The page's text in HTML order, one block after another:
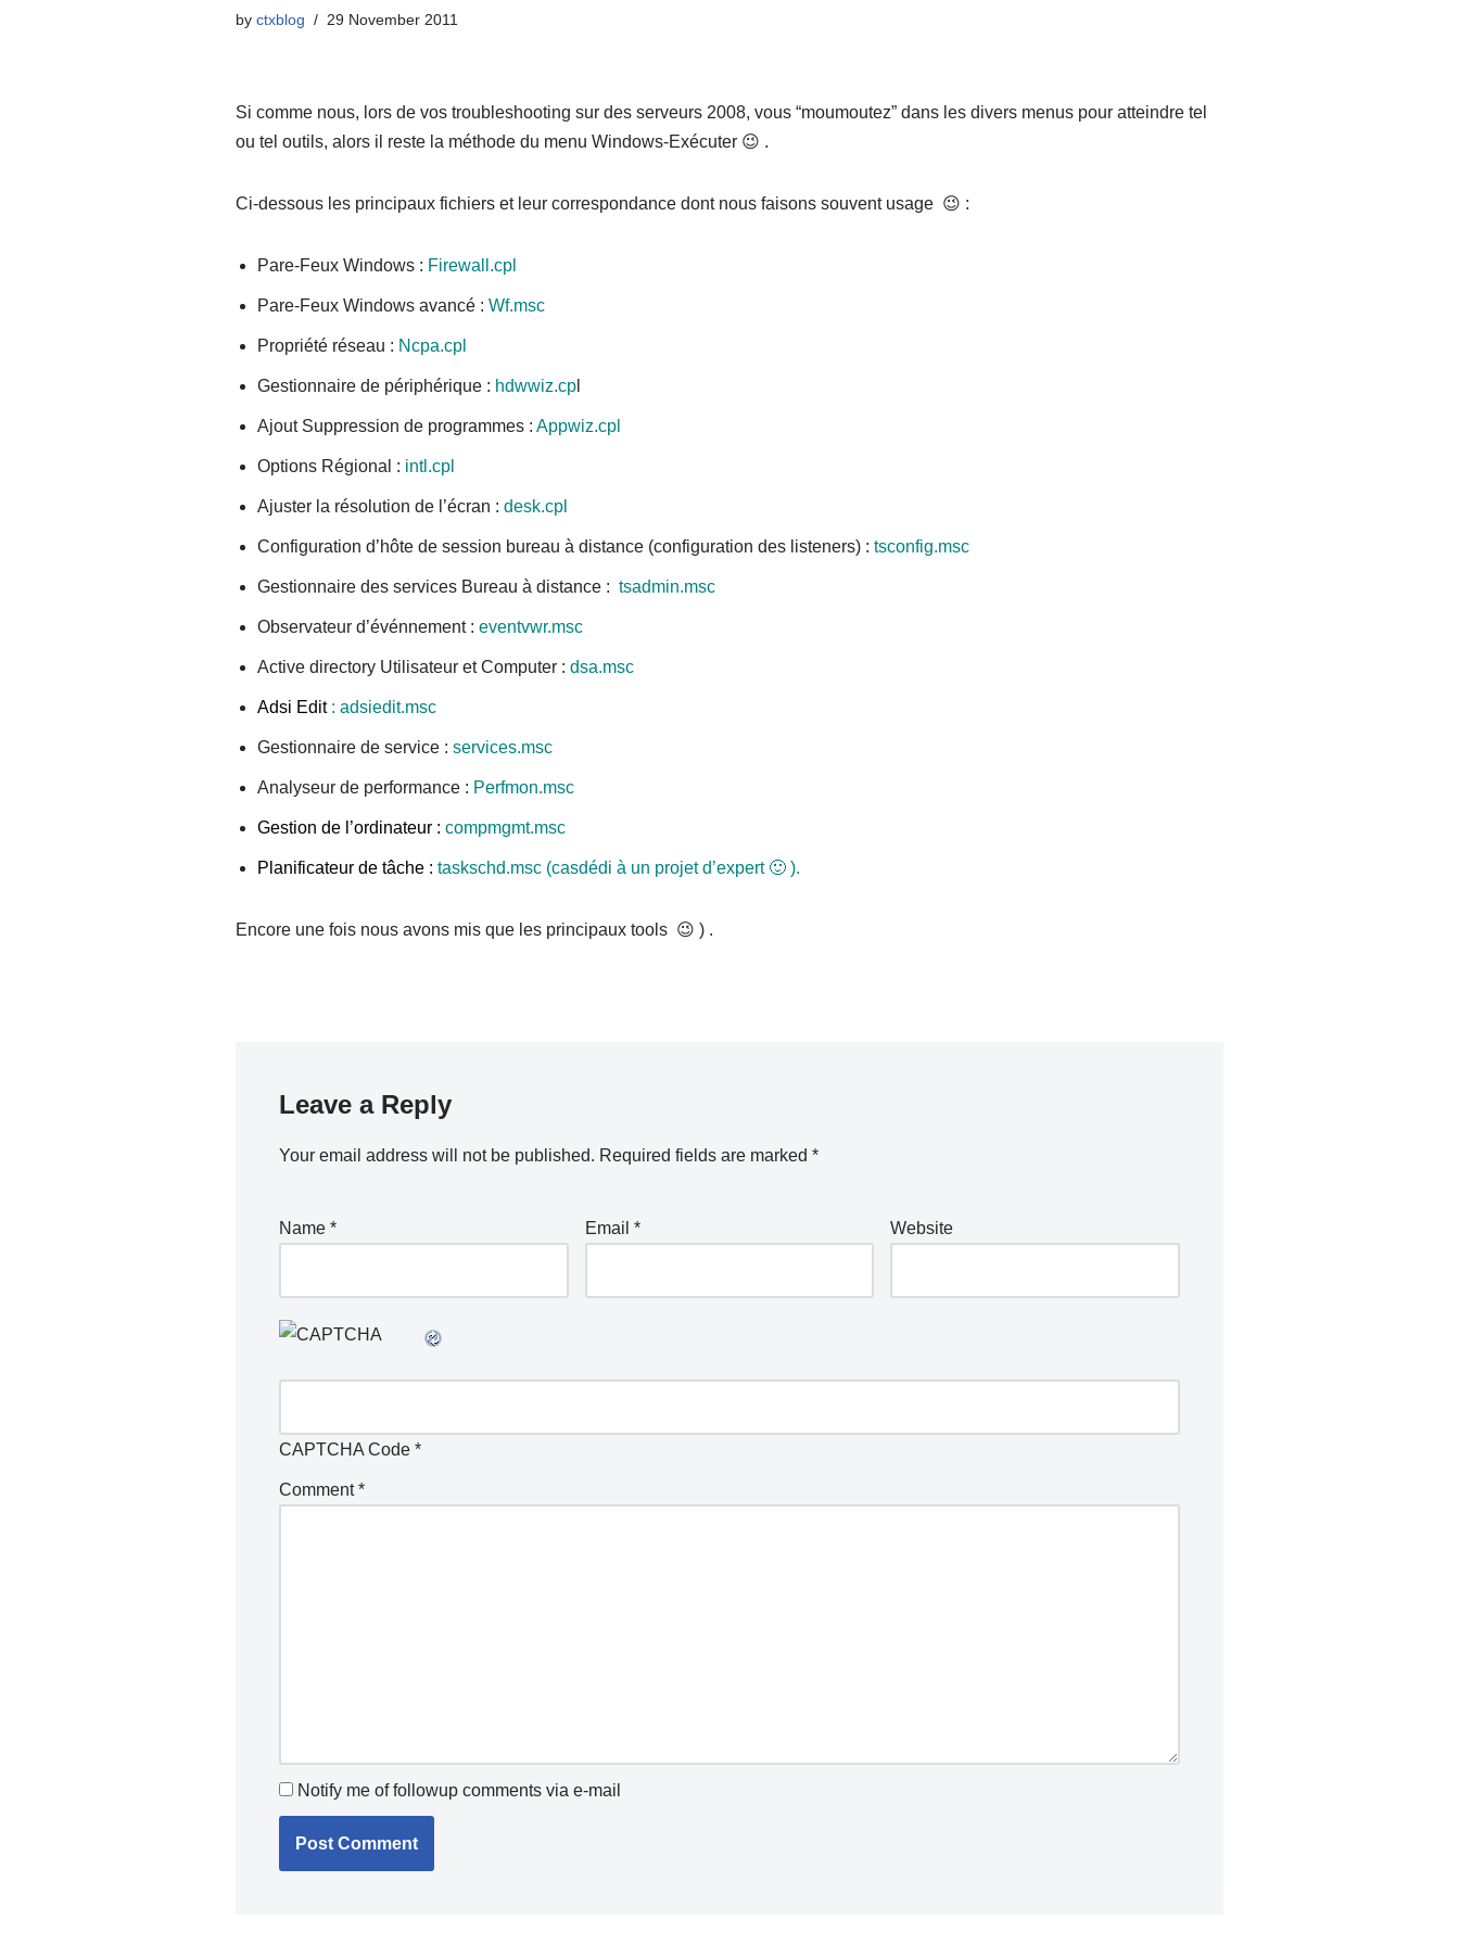
by ctxblog 29 November 2011
Si comme nous, lors de vos troubleshooting sur des serveurs 2008, vous “moumoutez” dans les divers menus pour atteindre tel
ou tel outils, alors il reste la méthode du menu Windows-Exécuter 😉 .
Ci-dessous les principaux fichiers et leur correspondance dont nous faisons souvent usage 😉 :
Pare-Feux Windows : Firewall.cpl
Pare-Feux Windows avancé : Wf.msc
Propriété réseau : Ncpa.cpl
Gestionnaire de périphérique : hdwwiz.cpl
Ajout Suppression de programmes : Appwiz.cpl
Options Régional : intl.cpl
Ajuster la résolution de l’écran : desk.cpl
Configuration d’hôte de session bureau à distance (configuration des listeners) : tsconfig.msc
Gestionnaire des services Bureau à distance : tsadmin.msc
Observateur d’événnement : eventvwr.msc
Active directory Utilisateur et Computer : dsa.msc
Adsi Edit: adsiedit.msc
Gestionnaire de service : services.msc
Analyseur de performance : Perfmon.msc
Gestion de l’ordinateur : compmgmt.msc
Planificateur de tâche : taskschd.msc (casdédi à un projet d’expert 🙂 ).
Encore une fois nous avons mis que les principaux tools 😉 ) .
Leave a Reply
Your email address will not be published. Required fields are marked *
Name * Email * Website
CAPTCHA Code*
Comment*
Notify me of followup comments via e-mail